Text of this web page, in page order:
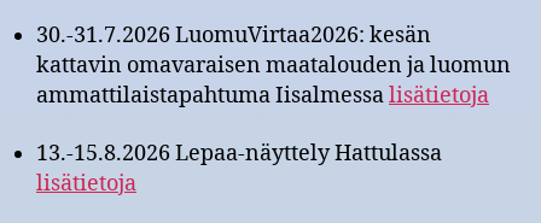
30.-31.7.2026 LuomuVirtaa2026: kesän
kattavin omavaraisen maatalouden ja luomun
ammattilaistapahtuma Iisalmessalisätietoja
13.-15.8.2026 Lepaa-näyttely Hattulassa
lisätietoja